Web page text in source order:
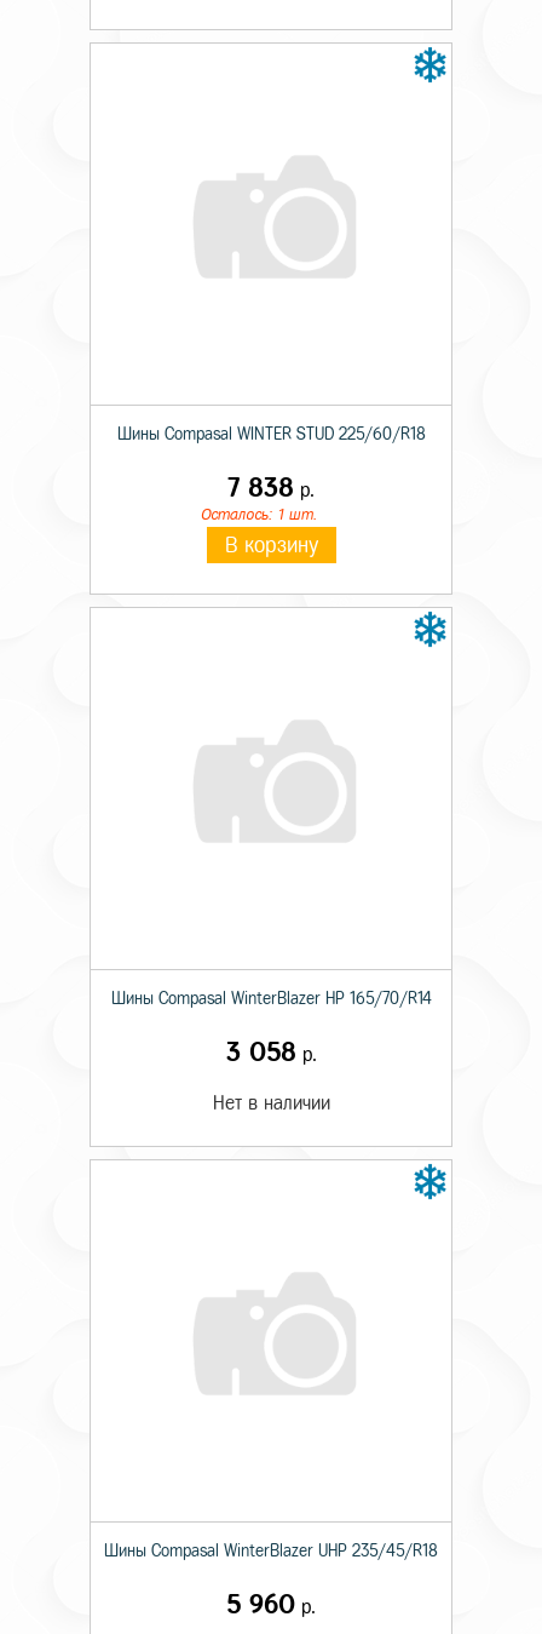
Шины Compasal WINTER STUD 225/60/R18
7 838 р.
Осталось: 1 шт.
В корзину
Шины Compasal WinterBlazer HP 165/70/R14
3 058 р.
Нет в наличии
Шины Compasal WinterBlazer UHP 235/45/R18
5 960 р.